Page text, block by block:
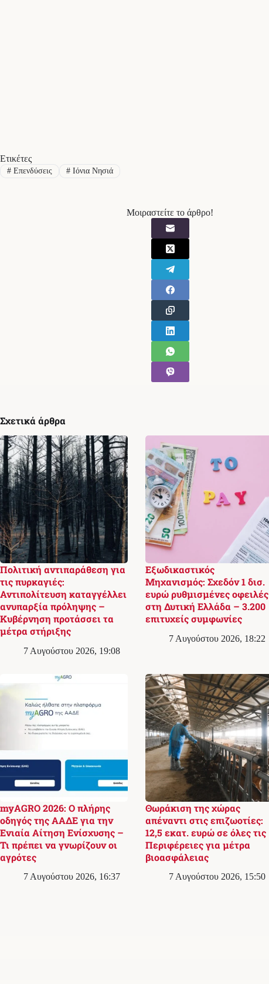
Ετικέτες
#Επενδύσεις #Ιόνια Νησιά
Μοιραστείτε το άρθρο!
Σχετικά άρθρα
Πολιτική αντιπαράθεση για
τις πυρκαγιές:
Αντιπολίτευση καταγγέλλει
ανυπαρξία πρόληψης –
Κυβέρνηση προτάσσει τα
μέτρα στήριξης
7 Αυγούστου 2026, 19:08
Εξωδικαστικός
Μηχανισμός: Σχεδόν 1 δισ.
ευρώ ρυθμισμένες οφειλές
στη Δυτική Ελλάδα – 3.200
επιτυχείς συμφωνίες
7 Αυγούστου 2026, 18:22
myAGRO 2026: Ο πλήρης
οδηγός της ΑΑΔΕ για την
Ενιαία Αίτηση Ενίσχυσης –
Τι πρέπει να γνωρίζουν οι
αγρότες
7 Αυγούστου 2026, 16:37
Θωράκιση της χώρας
απέναντι στις επιζωοτίες:
12,5 εκατ. ευρώ σε όλες τις
Περιφέρειες για μέτρα
βιοασφάλειας
7 Αυγούστου 2026, 15:50